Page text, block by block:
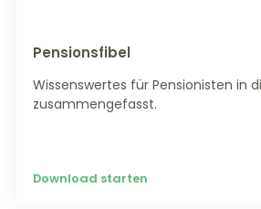
Pensionsfibel
Wissenswertes für Pensionisten in
zusammengefasst.
Download starten